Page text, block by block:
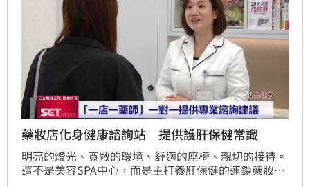
藥妝店化身健康諮詢站 提供護肝保健常識
明亮的燈光、寬敞的環境、舒適的座椅、親切的接待。
這不是美容SPA中心，而是主打養肝保健的連鎖藥妝